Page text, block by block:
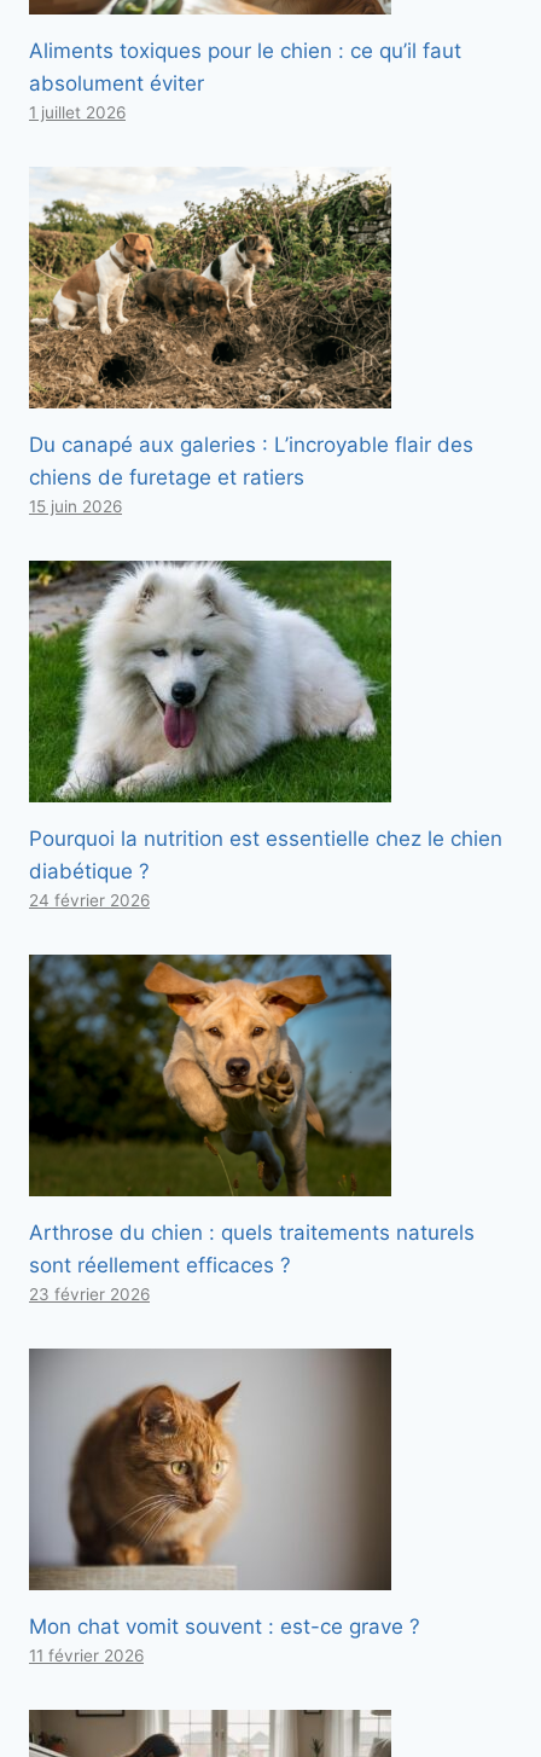
Aliments toxiques pour le chien : ce qu’il faut
absolument éviter
1 juillet 2026
Du canapé aux galeries : L’incroyable flair des
chiens de furetage et ratiers
15 juin 2026
Pourquoi la nutrition est essentielle chez le chien
diabétique ?
24 février 2026
Arthrose du chien : quels traitements naturels
sont réellement efficaces ?
23 février 2026
Mon chat vomit souvent : est-ce grave ?
11 février 2026